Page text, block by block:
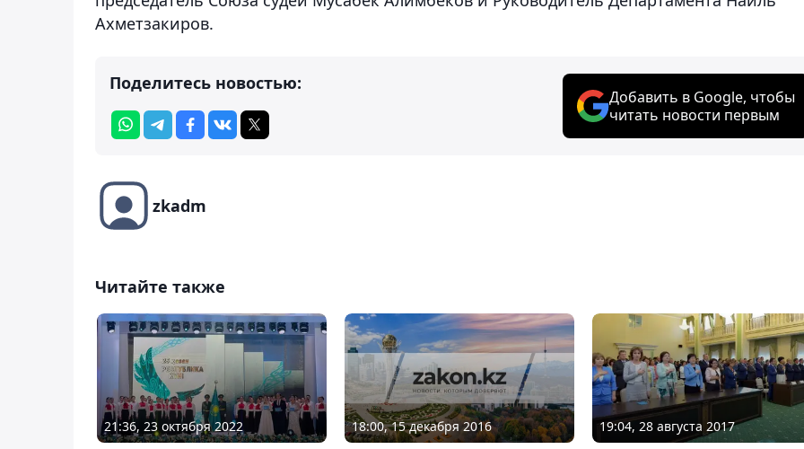
Ахметзакиров.
Поделитесь новостью:
Добавить в Google, чтобы
читать новости первым
zkadm
Читайте также
21:36, 23 октября 2022 18:00, 15 декабря 2016 19:04, 28 августа 2017